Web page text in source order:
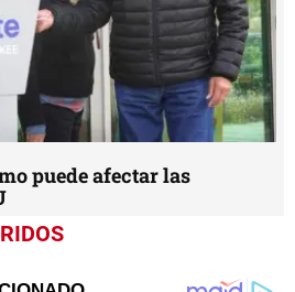
puede afectar las